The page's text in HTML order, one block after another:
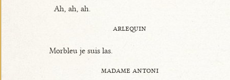
Ah, ah, ah.
arlequin
Morbleu je suis las.
madame antoni